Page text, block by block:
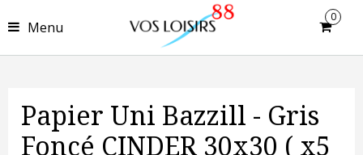
Menu
0
Papier Uni Bazzill - Gris
Foncé CINDER 30x30 ( x5